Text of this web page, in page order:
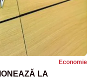
Economie
LA